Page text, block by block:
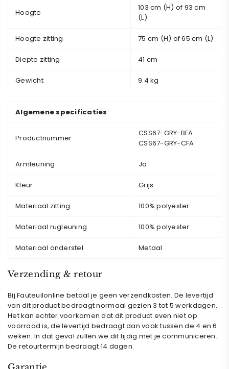
Hoogte
103 cm (H) of 93 cm
(L)
Hoogte zitting 75 cm (H) of 65 cm (L)
Diepte zitting 41 cm
Gewicht 9.4 kg
Algemene specificaties
Productnummer
CSS67-GRY-BFA
CSS67-GRY-CFA
Armleuning Ja
Kleur Grijs
Materiaal zitting 100% polyester
Materiaal rugleuning 100% polyester
Materiaal onderstel Metaal
Verzending & retour
Bij Fauteuilonline betaal je geen verzendkosten. De levertijd
van dit product bedraagt normaal gezien 3 tot 5 werkdagen.
Het kan echter voorkomen dat dit product even niet op
voorraad is, de levertijd bedraagt dan vaak tussen de 4 en 6
weken. In dat geval zullen we dit tijdig met je communiceren.
De retourtermijn bedraagt 14 dagen.